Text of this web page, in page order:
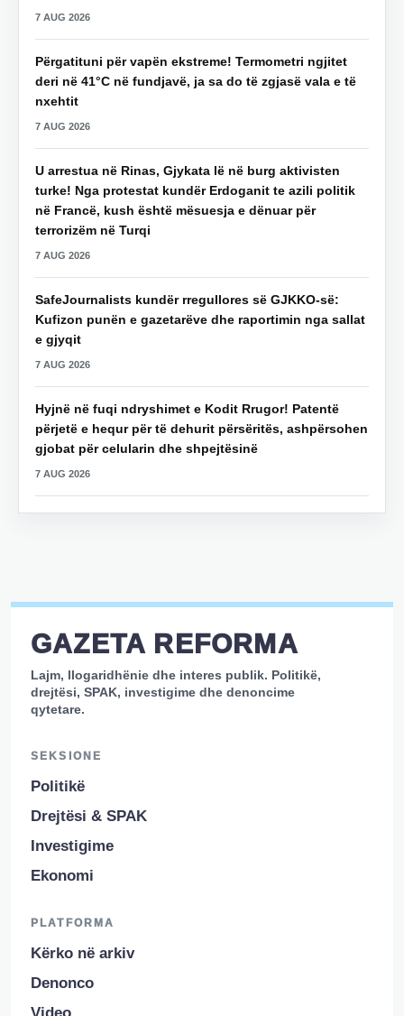
7 AUG 2026
Përgatituni për vapën ekstreme! Termometri ngjitet
deri në 41°C në fundjavë, ja sa do të zgjasë vala e të
nxehtit
7 AUG 2026
U arrestua në Rinas, Gjykata lë në burg aktivisten
turke! Nga protestat kundër Erdoganit te azili politik
në Francë, kush është mësuesja e dënuar për
terrorizëm në Turqi
7 AUG 2026
SafeJournalists kundër rregullores së GJKKO-së:
Kufizon punën e gazetarëve dhe raportimin nga sallat
e gjyqit
7 AUG 2026
Hyjnë në fuqi ndryshimet e Kodit Rrugor! Patentë
përjetë e hequr për të dehurit përsëritës, ashpërsohen
gjobat për celularin dhe shpejtësinë
7 AUG 2026
GAZETA REFORMA
Lajm, llogaridhënie dhe interes publik. Politikë,
drejtësi, SPAK, investigime dhe denoncime
qytetare.
SEKSIONE
Politikë
Drejtësi & SPAK
Investigime
Ekonomi
PLATFORMA
Kërko në arkiv
Denonco